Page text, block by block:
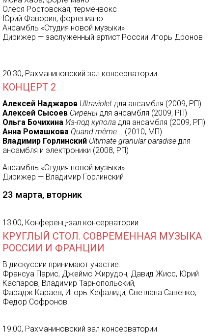
Олеся Ростовская, терменвокс
Юрий Фаворин, фортепиано
Ансамбль «Студия новой музыки»
Дирижер — заслуженный артист России Игорь Дронов
20:30, Рахманиновский зал консерватории
КОНЦЕРТ 2
Алексей Наджаров Ultraviolet для ансамбля (2009, РП)
Алексей Сысоев Сирены для ансамбля (2009, РП)
Ольга Бочихина Из-под купола для ансамбля (2009, РП)
Анна Ромашкова Quand même... (2010, МП)
Владимир Горлинский Ultimate granular paradise для
ансамбля и электроники (2008, РП)
Ансамбль «Студия новой музыки»
Дирижер — Владимир Горлинский
23 марта, вторник
13:00, Конференц-зал консерватории
КРУГЛЫЙ СТОЛ. СОВРЕМЕННАЯ МУЗЫКА
РОССИИ И ФРАНЦИИ
В дискуссии принимают участие:
Франсуа Парис, Джеймс Жирудон, Давид Жисс, Юрий
Каспаров, Владимир Тарнопольский,
Фарадж Караев, Игорь Кефалиди, Светлана Савенко,
Федор Софронов
19:00, Рахманиновский зал консерватории